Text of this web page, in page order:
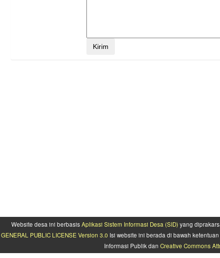
Website desa ini berbasisAplikasi Sistem Informasi Desa (SID) yang
GENERAL PUBLIC LICENSE Version 3.0 Isi website ini berada di bawah
Informasi Publik dan Creative Commons